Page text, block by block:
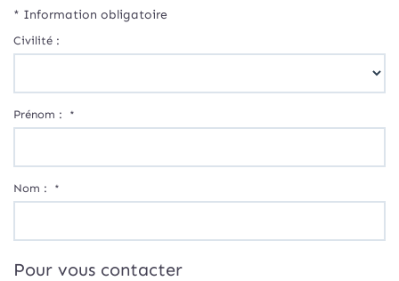
* Information obligatoire
Civilité :
Prénom : *
Nom : *
Pour vous contacter